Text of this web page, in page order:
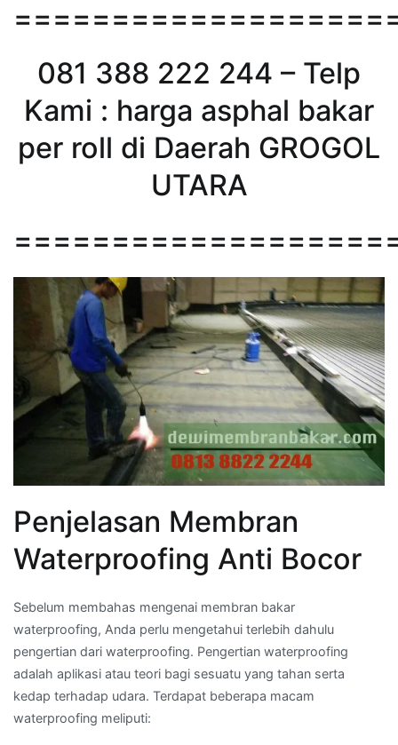
081 388 222 244 – Telp
Kami : harga asphal bakar
per roll di Daerah GROGOL
UTARA
Penjelasan Membran
Waterproofing Anti Bocor
Sebelum membahas mengenai membran bakar
waterproofing, Anda perlu mengetahui terlebih dahulu
pengertian dari waterproofing. Pengertian waterproofing
adalah aplikasi atau teori bagi sesuatu yang tahan serta
kedap terhadap udara. Terdapat beberapa macam
waterproofing meliputi: